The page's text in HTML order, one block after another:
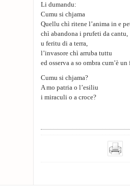
Li dumandu:
Cumu si chjama
Quellu chì ritene l’anima in e
chì abandona i prufeti da cantu,
u feritu di a terra,
l’invasore chì arruba tuttu
ed osserva a so ombra cum’è un
Cumu si chjama?
A mo patria o l’esiliu
i miraculi o a croce?